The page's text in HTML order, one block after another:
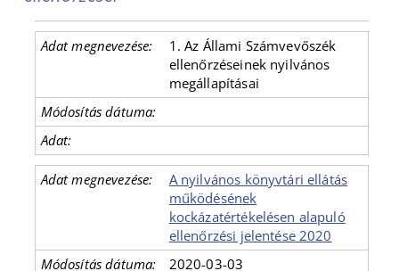
1. Az Állami Számvevőszék
ellenőrzéseinek nyilvános
megállapításai
A nyilvános könyvtári ellátás
működésének
kockázatértékelésen alapuló
ellenőrzési jelentése 2020
2020-03-03